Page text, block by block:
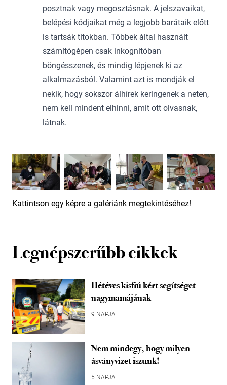
posztnak vagy megosztásnak. A jelszavaikat,
belépési kódjaikat még a legjobb barátaik előtt
is tartsák titokban. Többek által használt
számítógépen csak inkognitóban
böngésszenek, és mindig lépjenek ki az
alkalmazásból. Valamint azt is mondják el
nekik, hogy sokszor álhírek keringenek a neten,
nem kell mindent elhinni, amit ott olvasnak,
látnak.
Kattintson egy képre a galériánk megtekintéséhez!
Legnépszerűbb cikkek
Hétéves kisfiú kért segítséget
nagymamájának
9 NAPJA
Nem mindegy, hogy milyen
ásványvizet iszunk!
5 NAPJA